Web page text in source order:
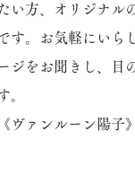
い方、オリジナ
す。お気軽にいら
ジをお聞きし、
。
ヴァンルーン陽子